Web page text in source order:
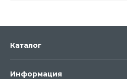
Каталог
Информация